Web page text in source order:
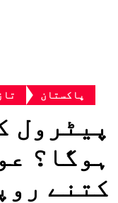
پاکستان
پیٹرول
ہوگا؟
کتنے